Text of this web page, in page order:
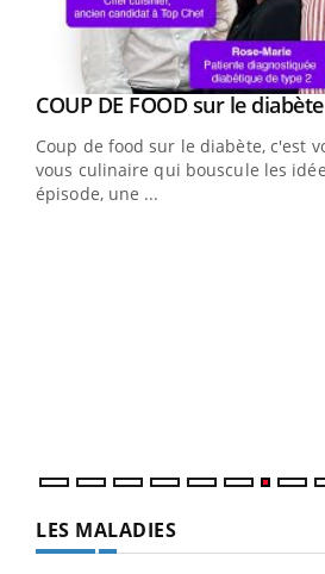
Youtube
COUP DE FOOD sur le diabète
Coup de food sur le diabète, c'est
vous culinaire qui bouscule les
épisode, une ...
LES MALADIES